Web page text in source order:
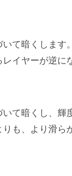
て暗くしま
イヤーが逆に
て暗くし、輝
も、より滑ら